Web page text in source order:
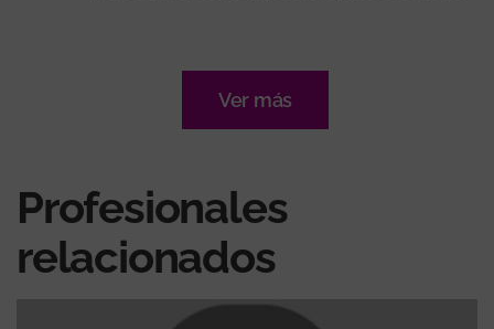
Ver más
Profesionales
relacionados